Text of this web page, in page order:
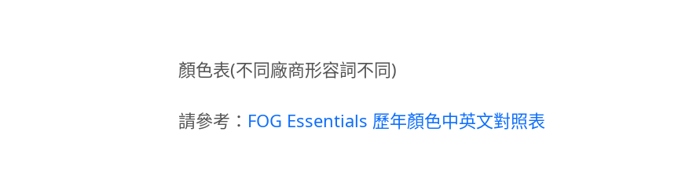
顏色表(不同廠商形容詞不同)
請參考： FOG Essentials 歷年顏色中英文對照表